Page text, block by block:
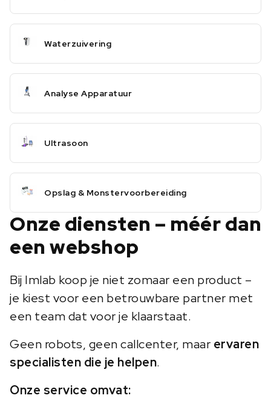
Waterzuivering
Analyse Apparatuur
Ultrasoon
Opslag & Monstervoorbereiding
Onze diensten – méér dan
een webshop
Bij Imlab koop je niet zomaar een product –
je kiest voor een betrouwbare partner met
een team dat voor je klaarstaat.
Geen robots, geen callcenter, maar ervaren
specialisten die je helpen.
Onze service omvat: